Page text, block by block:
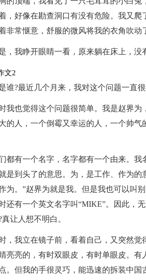
，好像在勘查洞口有没有危险。我又
非常惬意，舒服的微风将我的衣角吹
，我睁开眼睛一看，原来躺在床上，
文2
谁?最近几个月来，我对这个问题一直
我也觉得这个问题很简单。我是赵界
的人，一个倒霉又幸运的人，一个帅
都有一个名字，名字都有一个由来。
是到头了的意思。为，是工作、作为
为。”赵界为就是我。但是我也可以叫
还有一个英文名字叫“MIKE”。因此，
让人想不明白。
，我立在镜子前，看着自己，又突然
亮亮的，有时双眼皮，有时单眼皮。
。但我的手很灵巧，能迅速的拆装中